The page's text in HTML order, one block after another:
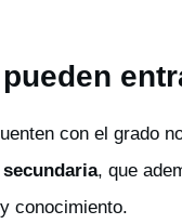
con el grado
secundaria, que
conocimiento.